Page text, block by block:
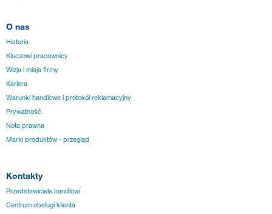
O nas
Historia
Kluczowi pracownicy
Wizja i misja firmy
Kariera
Warunki handlowe i protokół reklamacyjny
Prywatność
Nota prawna
Marki produktów - przegląd
Kontakty
Przedstawiciele handlowi
Centrum obsługi klienta